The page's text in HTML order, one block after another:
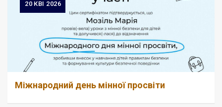
20 КВІ 2026
Міжнародний день мінної просвіти